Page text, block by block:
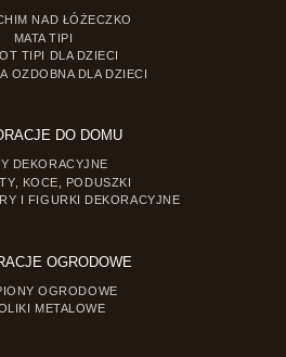
NAD ŁÓŻECZKO
MATA TIPI
TIPI DLA DZIECI
OZDOBNA DLA DZIECI
DO DOMU
DEKORACYJNE
KOCE, PODUSZKI
I FIGURKI DEKORACYJNE
OGRODOWE
OGRODOWE
METALOWE